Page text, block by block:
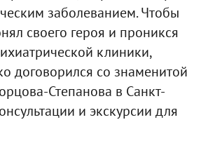
заболеванием. Чтобы
своего героя и проникся
клиники,
договорился со знаменитой
Степанова в Санкт-
и экскурсии для